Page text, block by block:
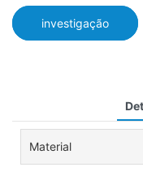
investigação
Material